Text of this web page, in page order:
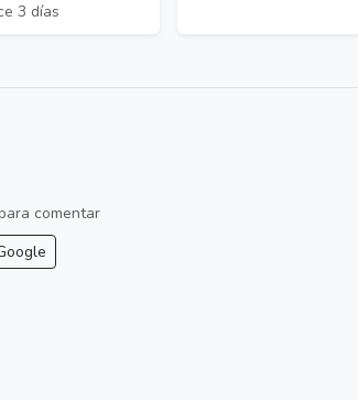
3 días
comentar